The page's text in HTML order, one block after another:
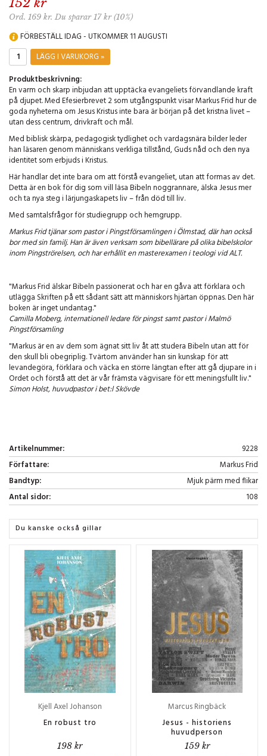
Ord. 169 kr. Du sparar 17 kr (10%)
FÖRBESTÄLL IDAG - UTKOMMER 11 AUGUSTI
LÄGG I VARUKORG »
Produktbeskrivning:
En varm och skarp inbjudan att upptäcka evangeliets förvandlande kraft
på djupet. Med Efesierbrevet 2 som utgångspunkt visar Markus Frid hur de
goda nyheterna om Jesus Kristus inte bara är början på det kristna livet –
utan dess centrum, drivkraft och mål.
Med biblisk skärpa, pedagogisk tydlighet och vardagsnära bilder leder
han läsaren genom människans verkliga tillstånd, Guds nåd och den nya
identitet som erbjuds i Kristus.
Här handlar det inte bara om att förstå evangeliet, utan att formas av det.
Detta är en bok för dig som vill läsa Bibeln noggrannare, älska Jesus mer
och ta nya steg i lärjungaskapets liv – från död till liv.
Med samtalsfrågor för studiegrupp och hemgrupp.
Markus Frid tjänar som pastor i Pingstförsamlingen i Ölmstad, där han också
bor med sin familj. Han är även verksam som bibellärare på olika bibelskolor
inom Pingströrelsen, och har erhållit en masterexamen i teologi vid ALT.
"Markus Frid älskar Bibeln passionerat och har en gåva att förklara och
utlägga Skriften på ett sådant sätt att människors hjärtan öppnas. Den här
boken är inget undantag."
Camilla Moberg, internationell ledare för pingst samt pastor i Malmö
Pingstförsamling
"Markus är en av dem som ägnat sitt liv åt att studera Bibeln utan att för
den skull bli obegriplig. Tvärtom använder han sin kunskap för att
levandegöra, förklara och väcka en större längtan efter att gå djupare in i
Ordet och förstå att det är vår främsta vägvisare för ett meningsfullt liv."
Simon Holst, huvudpastor i bet:l Skövde
Artikelnummer:
9228
Författare:
Markus Frid
Bandtyp:
Mjuk pärm med flikar
Antal sidor:
108
Du kanske också gillar
Kjell Axel Johanson
En robust tro
198 kr
Marcus Ringbäck
Jesus - historiens
huvudperson
159 kr